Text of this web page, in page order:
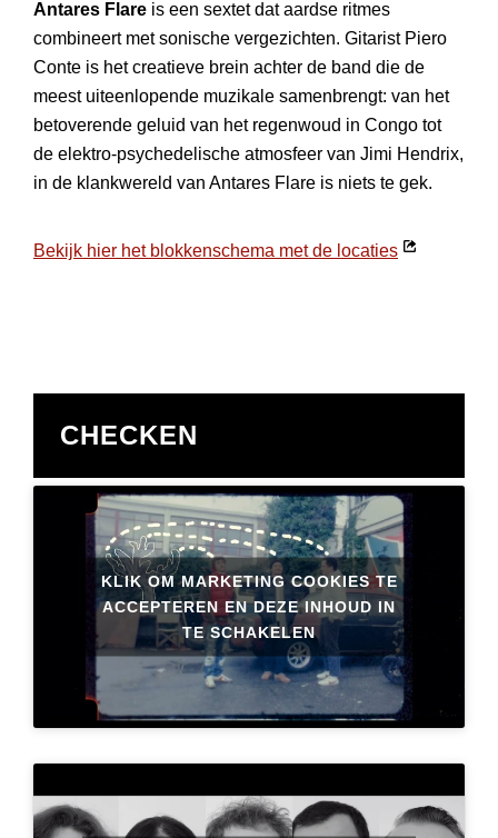
Antares Flare is een sextet dat aardse ritmes
combineert met sonische vergezichten. Gitarist Piero
Conte is het creatieve brein achter de band die de
meest uiteenlopende muzikale samenbrengt: van het
betoverende geluid van het regenwoud in Congo tot
de elektro-psychedelische atmosfeer van Jimi Hendrix,
in de klankwereld van Antares Flare is niets te gek.
Bekijk hier het blokkenschema met de locaties
Opent
CHECKEN
KLIK OM MARKETING COOKIES TE
ACCEPTEREN EN DEZE INHOUD IN
TE SCHAKELEN